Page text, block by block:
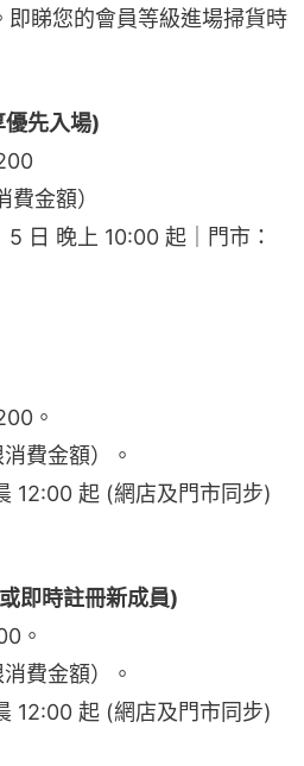
睇您的會員等級進場掃貨時
先入場)
金額）
日 晚上 10:00 起｜門市：
。
費金額）。
12:00 起 (網店及門市同步)
即時註冊新成員)
。
費金額）。
12:00 起 (網店及門市同步)